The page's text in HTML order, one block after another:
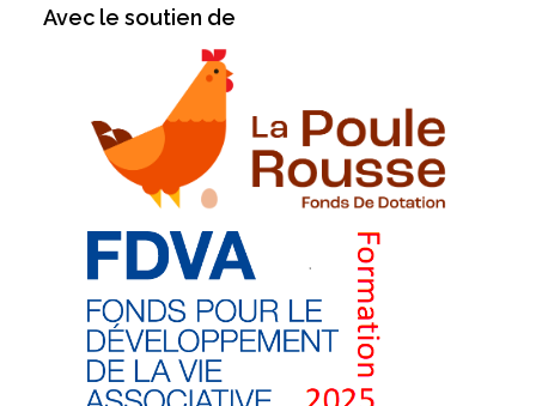
Avec le soutien de